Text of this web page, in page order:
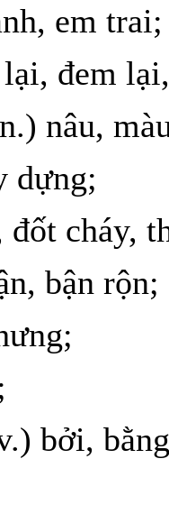
em trai;
đem
nâu,
dựng;
cháy,
bận rộn;
bởi,